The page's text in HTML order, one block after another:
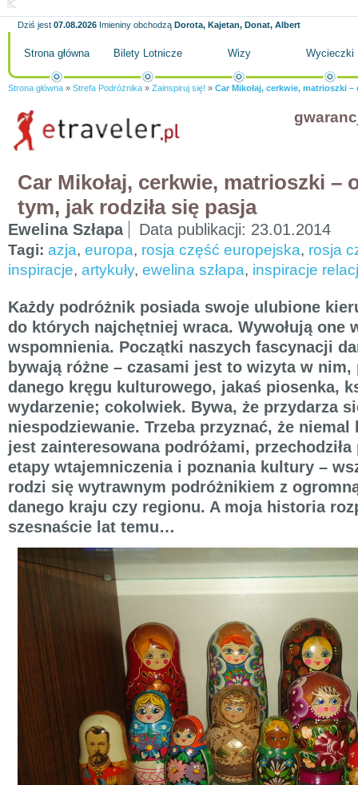
Dziś jest 07.08.2026 Imieniny obchodzą Dorota, Kajetan, Donat, Albert
Strona główna Bilety Lotnicze Wizy Wycieczki
Strona główna » Strefa Podróżnika » Zainspiruj się! » Car Mikołaj, cerkwie, matrioszki
Car Mikołaj, cerkwie, matrioszki –
tym, jak rodziła się pasja
Ewelina Szłapa Data publikacji: 23.01.2014
Tagi: azja, europa, rosja część europejska, rosja
inspiracje, artykuły, ewelina szłapa, inspiracje
Każdy podróżnik posiada swoje ulubione
do których najchętniej wraca. Wywołują one
wspomnienia. Początki naszych fascynacji
bywają różne – czasami jest to wizyta w nim,
danego kręgu kulturowego, jakaś piosenka,
wydarzenie; cokolwiek. Bywa, że przydarza
niespodziewanie. Trzeba przyznać, że niemal
jest zainteresowana podróżami,
etapy wtajemniczenia i poznania kultury –
rodzi się wytrawnym podróżnikiem z
danego kraju czy regionu. A moja historia
szesnaście lat temu…